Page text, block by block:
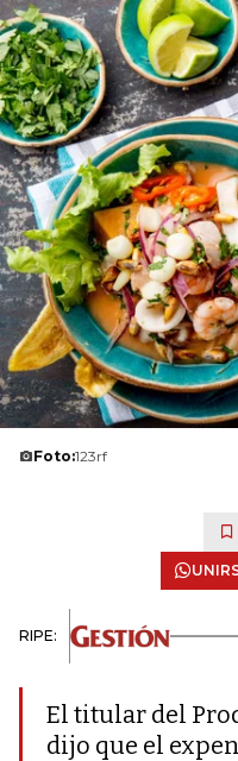
Foto:123rf
RIPE:
El titular del
dijo que el